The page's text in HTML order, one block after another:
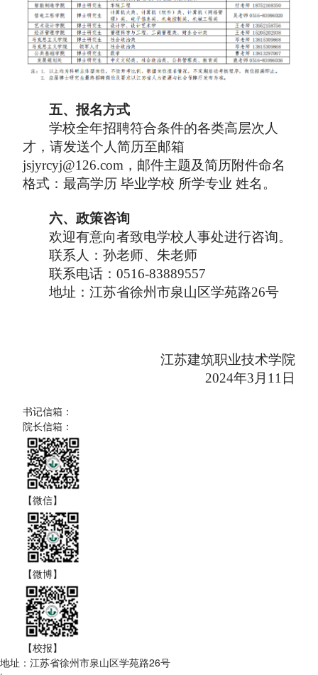
五、报名方式
学校全年招聘符合条件的各类高层次人
才，请发送个人简历至邮箱
jsjyrcyj@126.com ，邮件主题及简历附件命名
格式：最高学历 毕业学校 所学专业 姓名。
六、政策咨询
欢迎有意向者致电学校人事处进行咨询。
联系人：孙老师、朱老师
联系电话： 0516-83889557
地址：江苏省徐州市泉山区学苑路26号
江苏建筑职业技术学院
2024年3月11日
书记信箱：
院长信箱：
【微信】
【微博】
【校报】
地址：江苏省徐州市泉山区学苑路26号